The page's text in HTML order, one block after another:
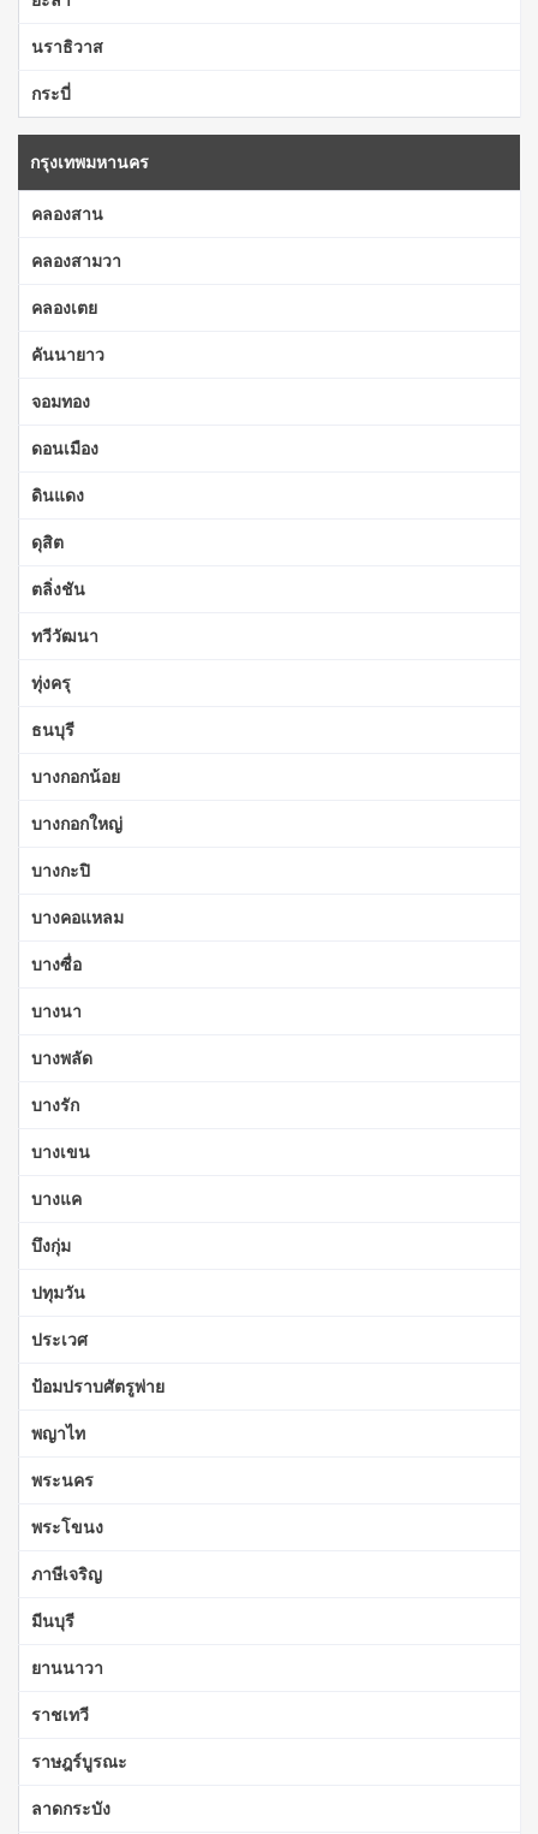
นราธิวาส
กระบี่
กรุงเทพมหานคร
คลองสาน
คลองสามวา
คลองเตย
คันนายาว
จอมทอง
ดอนเมือง
ดินแดง
ดุสิต
ตลิ่งชัน
ทวีวัฒนา
ทุ่งครุ
ธนบุรี
บางกอกน้อย
บางกอกใหญ่
บางกะปิ
บางคอแหลม
บางซื่อ
บางนา
บางพลัด
บางรัก
บางเขน
บางแค
บึงกุ่ม
ปทุมวัน
ประเวศ
ป้อมปราบศัตรูพ่าย
พญาไท
พระนคร
พระโขนง
ภาษีเจริญ
มีนบุรี
ยานนาวา
ราชเทวี
ราษฎร์บูรณะ
ลาดกระบัง